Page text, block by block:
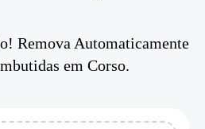
Remova Automaticamente
em Corso.